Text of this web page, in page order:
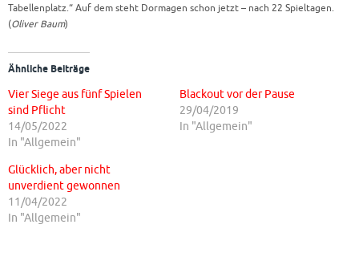
Tabellenplatz.“ Auf dem steht Dormagen schon jetzt – nach 22 Spieltagen.
(Oliver Baum)
Ähnliche Beiträge
Vier Siege aus fünf Spielen
sind Pflicht
14/05/2022
In "Allgemein"
Blackout vor der Pause
29/04/2019
In "Allgemein"
Glücklich, aber nicht
unverdient gewonnen
11/04/2022
In "Allgemein"